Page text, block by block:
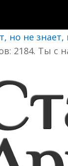
но не
2184. Ты с